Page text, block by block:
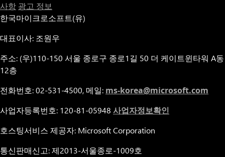
사항 광고 정보
한국마이크로소프트(유)
대표이사: 조원우
주소: (우)110-150 서울 종로구 종로1길 50 더 케이트윈타워 A동
12층
전화번호: 02-531-4500, 메일: ms-korea@microsoft.com
사업자등록번호: 120-81-05948 사업자정보확인
호스팅서비스 제공자: Microsoft Corporation
통신판매신고: 제2013-서울종로-1009호